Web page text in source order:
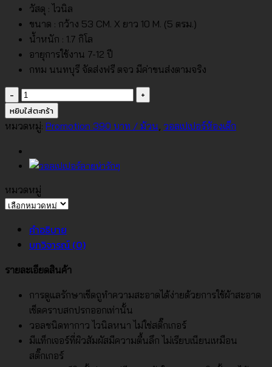
วัสดุ : ไวนิล
ขนาด : กว้าง 53 CM. X ยาว 10 M. (5 ตรม.)
น้ำหนัก : 1.7 กิโล
อายุการใช้งาน 7-12 ปี
กทม นนทบุรี จัดส่งฟรี ตจว มีค่าขนส่งตามจริง
จำนวน
วอลเปเปอร์
ลาย
No.SP-
7000
ชิ้น
หยิบใส่ตะกร้า
หมวดหมู่: Promotion 390 บาท / ม้วน วอลเปเปอร์ห้องเด็ก
หมวดหมู่
หมวด
คำอธิบาย
บทวิจารณ์ (0)
รายละเอียดสินค้า
การดูแลรักษาเช็ดถูทำความสะอาดได้ง่ายด้วยการใช้ผ้าสะอาด
เช็ดคราบสกปรกออกเท่านั้น
วอลชนิดทากาว ไวนิลหนา ไม่ใช่สติ๊กเกอร์
มีแท็กเจอร์ที่ผิวสัมผัสมีความตื้นลึก ไม่เรียบเนียนเหมือน
สติ๊กเกอร์